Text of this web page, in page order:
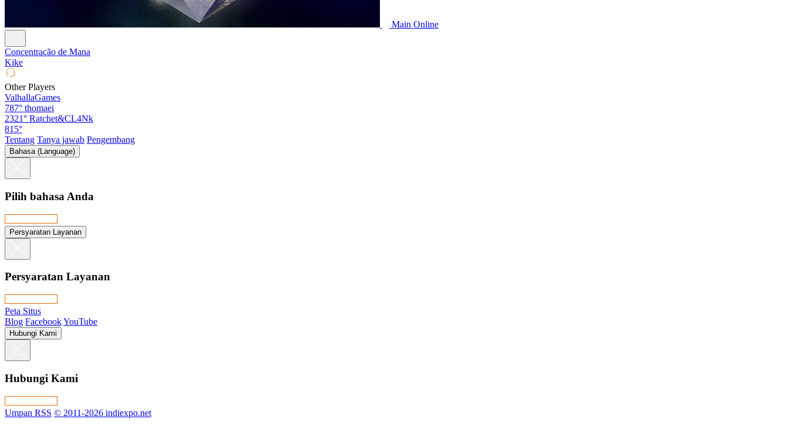
Main Online
Concentração de Mana
Kike
Other Players
ValhallaGames
787° thomaei
2321° Ratchet&CL4Nk
815°
Tentang Tanya jawab Pengembang
Bahasa (Language)
Pilih bahasa Anda
Persyaratan Layanan
Persyaratan Layanan
Peta Situs
Blog FacebookYouTube
Hubungi Kami
Hubungi Kami
Umpan RSS © 2011-2026 indiexpo.net